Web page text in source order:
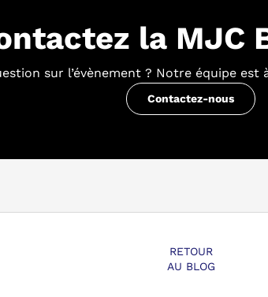
la MJC
sur l’évènement ? Notre équipe
RETOUR
AU BLOG